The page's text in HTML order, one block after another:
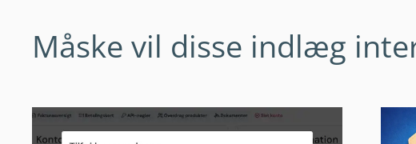
Måske vil disse indlæg